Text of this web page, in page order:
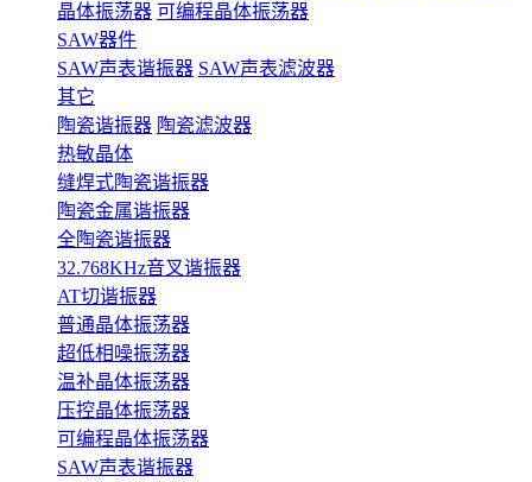
晶体振荡器 可编程晶体振荡器
SAW器件
SAW声表谐振器 SAW声表滤波器
其它
陶瓷谐振器 陶瓷滤波器
热敏晶体
缝焊式陶瓷谐振器
陶瓷金属谐振器
全陶瓷谐振器
32.768KHz音叉谐振器
AT切谐振器
普通晶体振荡器
超低相噪振荡器
温补晶体振荡器
压控晶体振荡器
可编程晶体振荡器
SAW声表谐振器